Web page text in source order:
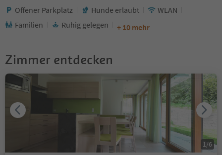
Offener Parkplatz Hunde erlaubt
WLAN
Familien
Ruhig gelegen + 10 mehr
Zimmer entdecken
1/6